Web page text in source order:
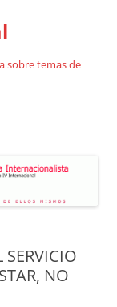
sobre temas de
NO